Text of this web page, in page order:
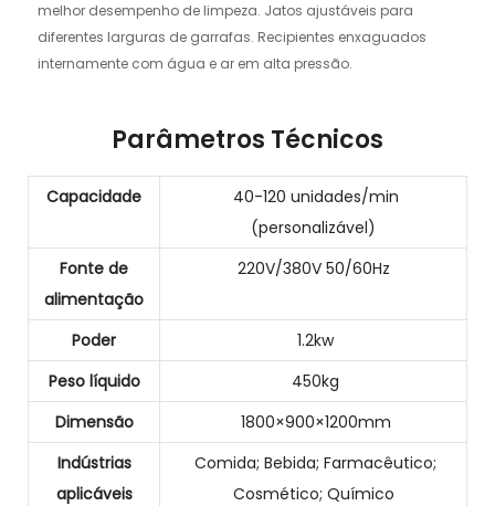
melhor desempenho de limpeza. Jatos ajustáveis ​​para
diferentes larguras de garrafas. Recipientes enxaguados
internamente com água e ar em alta pressão.
Parâmetros Técnicos
Capacidade
40-120 unidades/min
(personalizável)
Fonte de
alimentação
220V/380V 50/60Hz
Poder
1.2kw
Peso líquido
450kg
Dimensão
1800×900×1200mm
Indústrias
aplicáveis
Comida; Bebida; Farmacêutico;
Cosmético; Químico